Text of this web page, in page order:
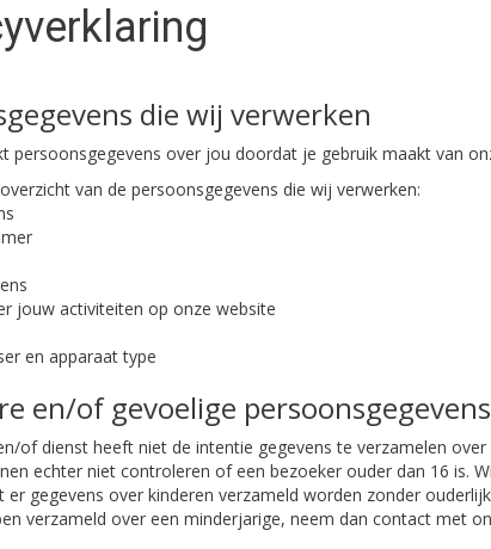
die wij verwerken
persoonsgegevens over jou doordat je gebruik maakt van
van de persoonsgegevens die wij verwerken:
jouw activiteiten op onze website
en apparaat type
en/of gevoelige
of dienst heeft niet de intentie gegevens te verzamelen
echter niet controleren of een bezoeker ouder dan 16 is.
er gegevens over kinderen verzameld worden zonder
verzameld over een minderjarige, neem dan contact met